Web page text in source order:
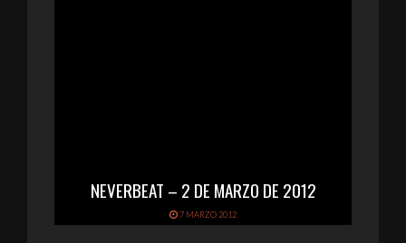
NEVERBEAT – 2 DE MARZO DE 2012
7 MARZO 2012